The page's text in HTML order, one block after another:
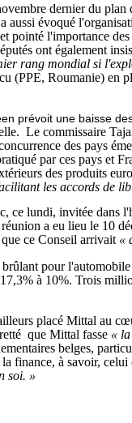
dernier du
évoqué
pointé l'importance
ont également
rang mondial si
(PPE, Roumanie) en
prévoit une baisse
Le commissaire
des pays
par ces pays et
des produits
les accords de
ce lundi, invitée dans
a eu lieu le 10
ce Conseil arrivait «
pour
à 10%. Trois
placé Mittal au
que Mittal fasse «
belges,
finance, à savoir, celui
soi. »